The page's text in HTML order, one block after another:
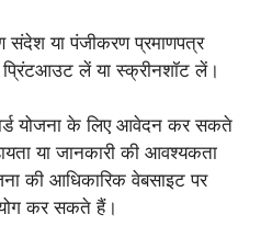
या पंजीकरण प्रमाणपत्र
प्रिंटआउट लें या स्क्रीनशॉट लें।
योजना के लिए आवेदन कर सकते
या जानकारी की आवश्यकता
की आधिकारिक वेबसाइट पर
कर सकते हैं।